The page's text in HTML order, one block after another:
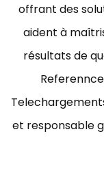
offrant des
aident à
résultats de
et responsable